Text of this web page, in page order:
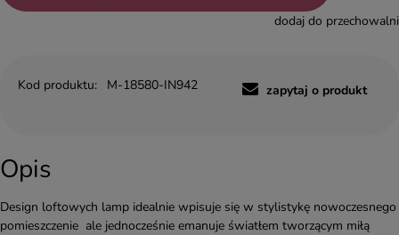
dodaj do przechowalni
Kod produktu: M-18580-IN942 zapytaj o produkt
Opis
Design loftowych lamp idealnie wpisuje się w stylistykę nowoczesnego
pomieszczenie ale jednocześnie emanuje światłem tworzącym miłą